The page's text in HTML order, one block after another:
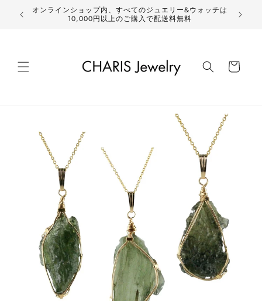
ンツにオンラインショップ内、すべてのジュエリー&ウォッチは
10,000円以上のご購入で配送料無料
ー